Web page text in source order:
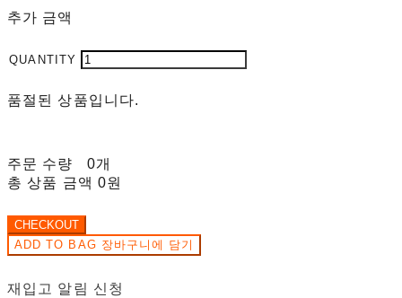
추가 금액
품절된 상품입니다.
주문 수량
0개
총 상품 금액 0원
장바구니에 담기
재입고 알림 신청